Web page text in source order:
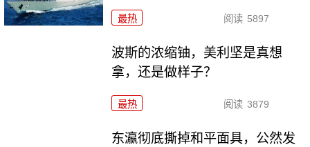
最热 阅读 5897
波斯的浓缩铀，美利坚是真想
拿，还是做样子？
最热 阅读 3879
东瀛彻底撕掉和平面具，公然发